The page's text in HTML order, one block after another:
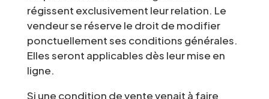
régissent exclusivement leur relation. Le
vendeur se réserve le droit de modifier
ponctuellement ses conditions générales.
Elles seront applicables dès leur mise en
ligne.
Si une condition de vente venait à faire